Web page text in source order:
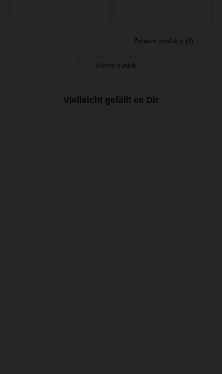
Zobrazit produkty (3)
Komm zurück
Vielleicht gefällt es Dir